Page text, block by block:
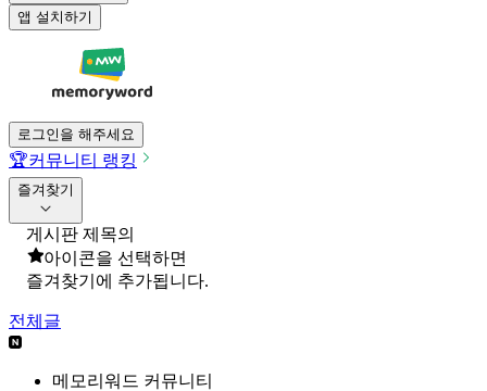
앱 설치하기
로그인을 해주세요
🏆커뮤니티 랭킹
즐겨찾기
게시판 제목의
아이콘을 선택하면
즐겨찾기에 추가됩니다.
전체글
메모리워드 커뮤니티